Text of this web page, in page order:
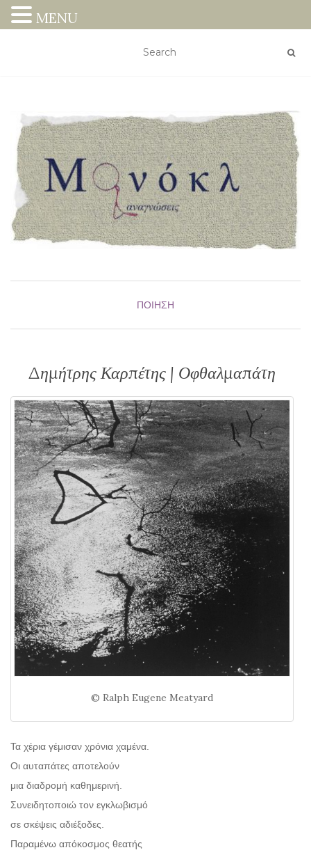
ΠΟΊΗΣΗ
Δημήτρης Καρπέτης | Οφθαλμαπάτη
© Ralph Eugene Meatyard
Τα χέρια γέμισαν χρόνια χαμένα.
Οι αυταπάτες αποτελούν
μια διαδρομή καθημερινή.
Συνειδητοποιώ τον εγκλωβισμό
σε σκέψεις αδιέξοδες.
Παραμένω απόκοσμος θεατής
MENU